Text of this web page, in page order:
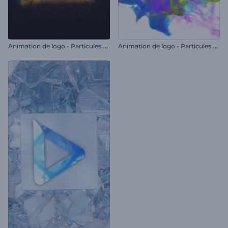
A
nimation de logo - Particules ambiantes A
nimation de logo - Particules colorées